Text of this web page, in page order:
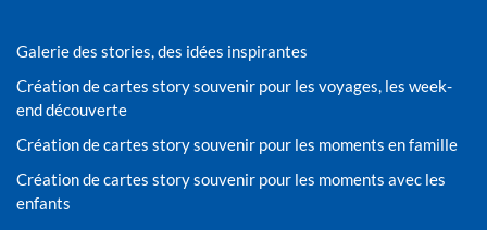
Galerie des stories, des idées inspirantes
Création de cartes story souvenir pour les voyages, les week-
end découverte
Création de cartes story souvenir pour les moments en famille
Création de cartes story souvenir pour les moments avec les
enfants